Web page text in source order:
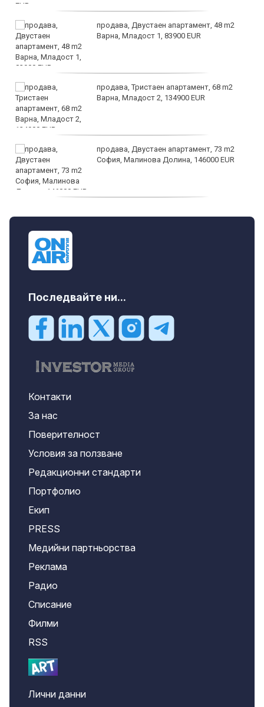
продава, Двустаен апартамент, 48 m2
Варна, Младост 1, 83900 EUR
продава, Тристаен апартамент, 68 m2
Варна, Младост 2, 134900 EUR
продава, Двустаен апартамент, 73 m2
София, Малинова Долина, 146000 EUR
Последвайте ни...
Контакти
За нас
Поверителност
Условия за ползване
Редакционни стандарти
Портфолио
Екип
PRESS
Медийни партньорства
Реклама
Радио
Списание
Филми
RSS
Лични данни